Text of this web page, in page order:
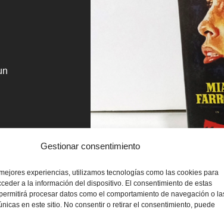
Gestionar consentimiento
experiencias, utilizamos tecnologías como las cookies para
a la información del dispositivo. El consentimiento de estas
procesar datos como el comportamiento de navegación o
en este sitio. No consentir o retirar el consentimiento, puede